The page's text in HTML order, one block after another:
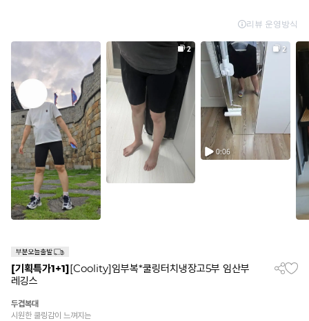
[기획특가1+1][Coolity]임부복*쿨링터치냉장고5부 임산부
레깅스
두겹복대
시원한 쿨링감이 느껴지는